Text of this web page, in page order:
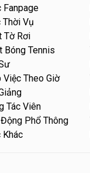
Fanpage
Thời Vụ
Tờ Rơi
Bóng Tennis
Việc Theo Giờ
Tác Viên
Động Phổ Thông
Khác